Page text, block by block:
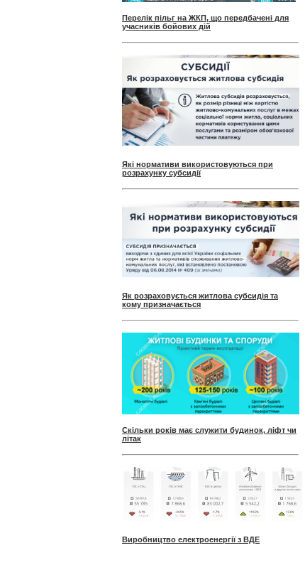
Перелік пільг на ЖКП, що передбачені для
учасників бойових дій
Які нормативи використовуються при
розрахунку субсидії
Як розраховується житлова субсидія та
кому призначається
Скільки років має служити будинок, ліфт чи
літак
Виробництво електроенергії з ВДЕ